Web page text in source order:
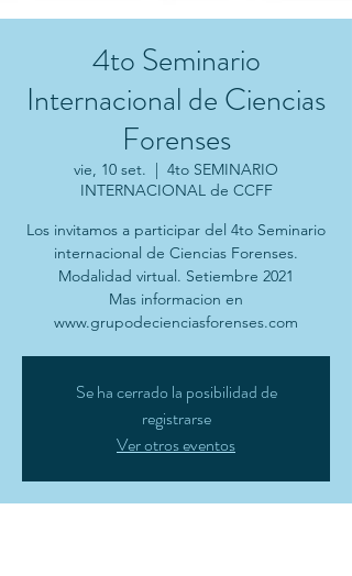
4to Seminario
Internacional de Ciencias
Forenses
vie, 10 set.
  |
4to SEMINARIO
INTERNACIONAL de CCFF
Los invitamos a participar del 4to Seminario
internacional de Ciencias Forenses.
Modalidad virtual. Setiembre 2021
Mas informacion en
www.grupodecienciasforenses.com
Se ha cerrado la posibilidad de
registrarse
Ver otros eventos